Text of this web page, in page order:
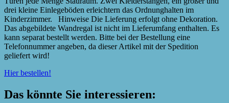
drei kleine Einlegeböden erleichtern das Ordnunghalten im
Kinderzimmer. Hinweise Die Lieferung erfolgt ohne Dekoration.
Das abgebildete Wandregal ist nicht im Lieferumfang enthalten. Es
kann separat bestellt werden. Bitte bei der Bestellung eine
Telefonnummer angeben, da dieser Artikel mit der Spedition
geliefert wird!
Hier bestellen!
Das könnte Sie interessieren: